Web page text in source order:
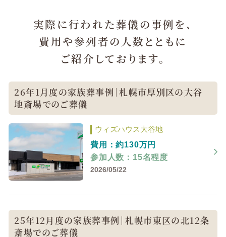
実際に行われた葬儀の事例を、
費用や参列者の人数とともに
ご紹介しております。
26年1月度の家族葬事例｜札幌市厚別区の大谷
地斎場でのご葬儀
ウィズハウス大谷地
費用：約130万円
参加人数：15名程度
2026/05/22
25年12月度の家族葬事例｜札幌市東区の北12条
斎場でのご葬儀